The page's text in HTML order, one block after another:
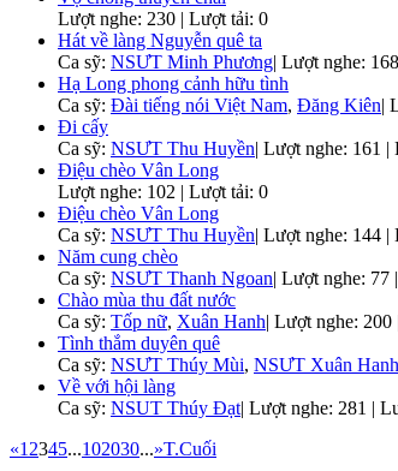
Lượt nghe: 230 | Lượt tải: 0
Hát về làng Nguyễn quê ta
Ca sỹ: NSƯT Minh Phương| Lượt nghe:
Hạ Long phong cảnh hữu tình
Ca sỹ: Đài tiếng nói Việt Nam, Đăng Kiên|
Đi cấy
Ca sỹ: NSƯT Thu Huyền| Lượt nghe: 161 |
Điệu chèo Vân Long
Lượt nghe: 102 | Lượt tải: 0
Điệu chèo Vân Long
Ca sỹ: NSƯT Thu Huyền| Lượt nghe: 144 |
Năm cung chèo
Ca sỹ: NSƯT Thanh Ngoan| Lượt nghe: 77
Chào mùa thu đất nước
Ca sỹ: Tốp nữ, Xuân Hanh| Lượt nghe: 200
Tình thắm duyên quê
Ca sỹ: NSƯT Thúy Mùi, NSƯT Xuân Hanh
Về với hội làng
Ca sỹ: NSUT Thúy Đạt| Lượt nghe: 281 |
«1 2345...102030...»T.Cuối